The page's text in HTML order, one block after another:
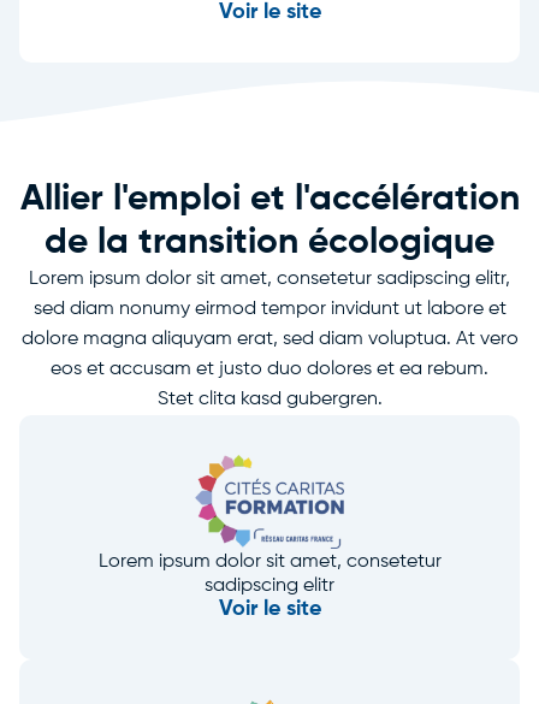
Voir le site
Allier l'emploi et l'accélération
de la transition écologique
Lorem ipsum dolor sit amet, consetetur sadipscing elitr,
sed diam nonumy eirmod tempor invidunt ut labore et
dolore magna aliquyam erat, sed diam voluptua. At vero
eos et accusam et justo duo dolores et ea rebum.
Stet clita kasd gubergren.
Lorem ipsum dolor sit amet, consetetur
sadipscing elitr
Voir le site